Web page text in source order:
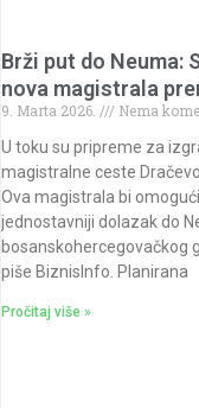
Brži put do Neuma:
nova magistrala
9. Marta 2026.
Nema
U toku su pripreme za
magistralne ceste
Ova magistrala bi
jednostavniji dolazak do
bosanskohercegovačkog
piše BiznisInfo. Planirana
Pročitaj više »